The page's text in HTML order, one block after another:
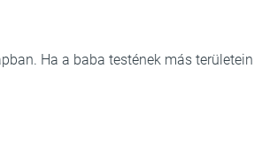
Ha a baba testének más területein